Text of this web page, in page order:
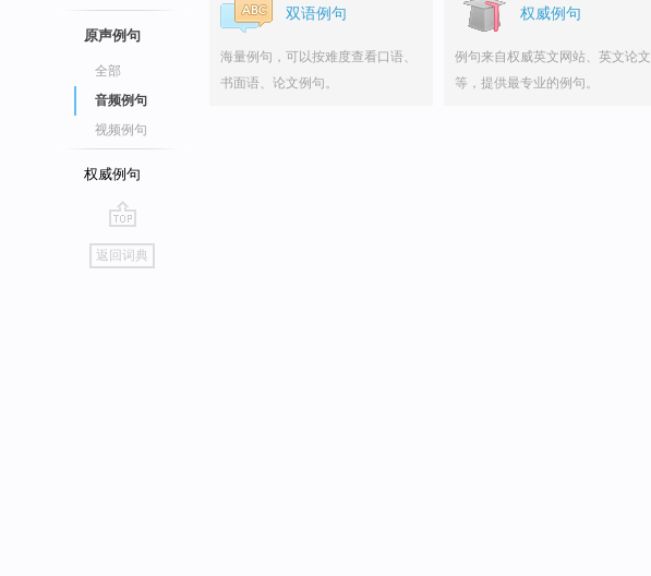
原声例句
全部
音频例句
视频例句
权威例句
go
top
返回词典
双语例句
海量例句，可以按难度查看口语、
书面语、论文例句。
权威例句
例句来自权威英文网站、英文论文
等，提供最专业的例句。